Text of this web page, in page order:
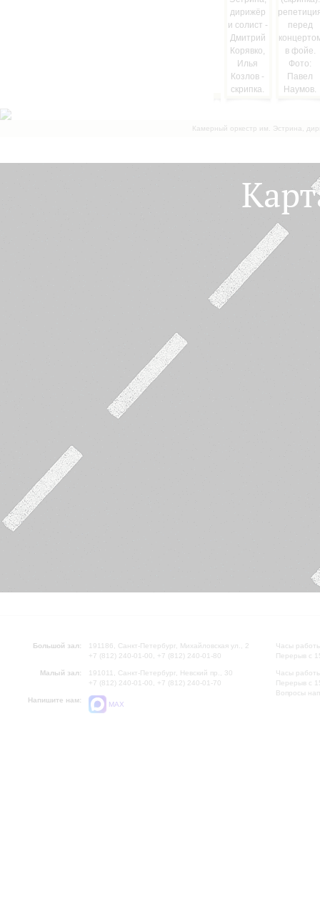
Камерный оркестр им. Эстрина,
Большой зал:
191186, Санкт-Петербург, Михайловская ул., 2
+7 (812) 240-01-00, +7 (812) 240-01-80
Малый зал:
191011, Санкт-Петербург, Невский пр., 30
+7 (812) 240-01-00, +7 (812) 240-01-70
Напишите нам:
MAX
Часы
Перерыв с
Часы
Перерыв с
Вопросы